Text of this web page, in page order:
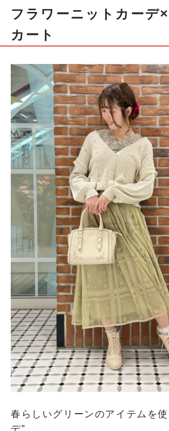
フラワーニットカーデ
カート
春らしいグリーンのアイテムを